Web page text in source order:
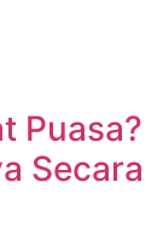
Puasa?
Secara